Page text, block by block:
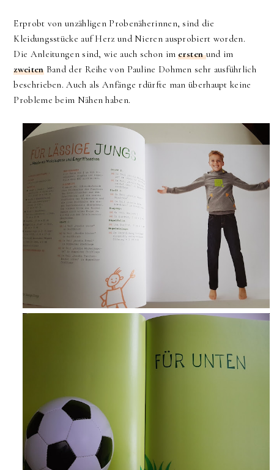
Erprobt von unzähligen Probenäherinnen, sind die
Kleidungsstücke auf Herz und Nieren ausprobiert worden.
Die Anleitungen sind, wie auch schon imersten und im
zweitenBand der Reihe von Pauline Dohmen sehr ausführlich
beschrieben. Auch als Anfänge rdürfte man überhaupt keine
Probleme beim Nähen haben.